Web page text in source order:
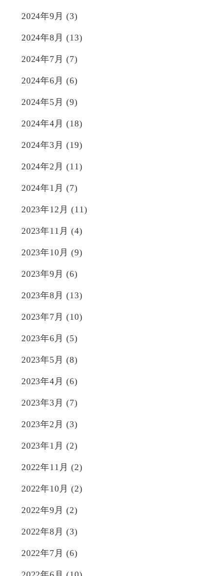
2024年9月 (3)
2024年8月 (13)
2024年7月 (7)
2024年6月 (6)
2024年5月 (9)
2024年4月 (18)
2024年3月 (19)
2024年2月 (11)
2024年1月 (7)
2023年12月 (11)
2023年11月 (4)
2023年10月 (9)
2023年9月 (6)
2023年8月 (13)
2023年7月 (10)
2023年6月 (5)
2023年5月 (8)
2023年4月 (6)
2023年3月 (7)
2023年2月 (3)
2023年1月 (2)
2022年11月 (2)
2022年10月 (2)
2022年9月 (2)
2022年8月 (3)
2022年7月 (6)